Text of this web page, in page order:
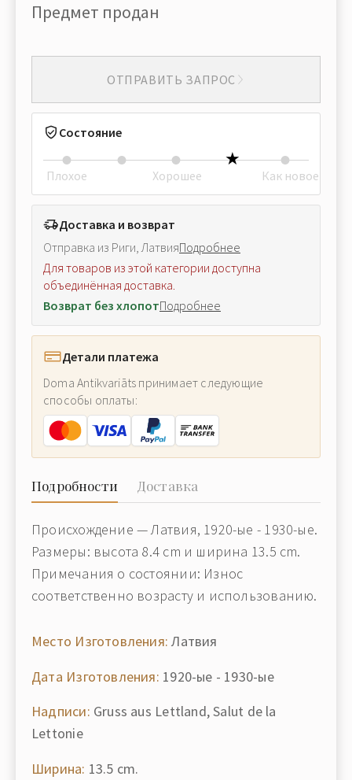
Предмет продан
ОТПРАВИТЬ ЗАПРОС
Состояние
Плохое Хорошее Как новое
Доставка и возврат
Отправка из Риги, ЛатвияПодробнее
Для товаров из этой категории доступна
объединённая доставка.
Возврат без хлопотПодробнее
Детали платежа
Doma Antikvariāts принимает следующие
способы оплаты:
Подробности Доставка
Происхождение — Латвия, 1920-ые - 1930-ые.
Размеры: высота 8.4 cm и ширина 13.5 cm.
Примечания о состоянии: Износ
соответственно возрасту и использованию.
Место Изготовления: Латвия
Дата Изготовления: 1920-ые - 1930-ые
Надписи: Gruss aus Lettland, Salut de la
Lettonie
Ширина: 13.5 cm.